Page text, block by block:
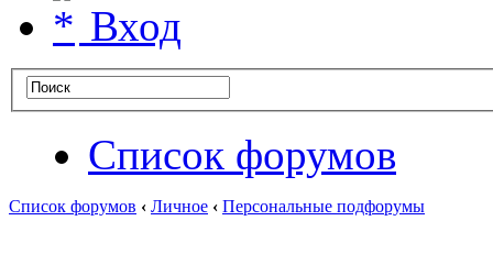
Вход
Список форумов
Список форумов ‹ Личное ‹ Персональные подфорумы